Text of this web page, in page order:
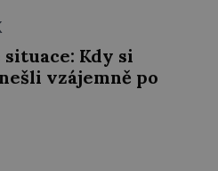
Kdy si
vzájemně po